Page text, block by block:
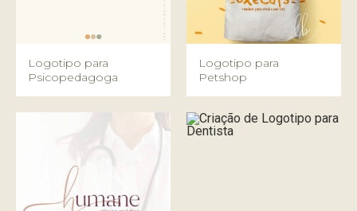
Logotipo para
Psicopedagoga
Logotipo para
Petshop